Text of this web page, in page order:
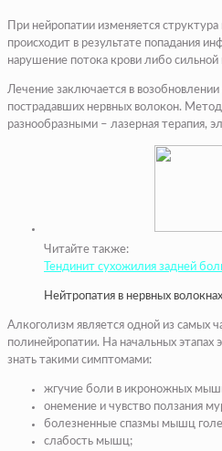
При нейропатии изменяется
происходит в результате попадания
нарушение потока крови либо сильной
Лечение заключается в
пострадавших нервных волокон.
разнообразными – лазерная терапия,
Читайте также:
Тендинит сухожилия задней
Нейтропатия в нервных волокнах
Алкоголизм является одной из самых
полинейропатии. На начальных этапах
знать такими симптомами:
жгучие боли в икроножных
онемение и чувство ползания
болезненные спазмы мышц
слабость мышц;